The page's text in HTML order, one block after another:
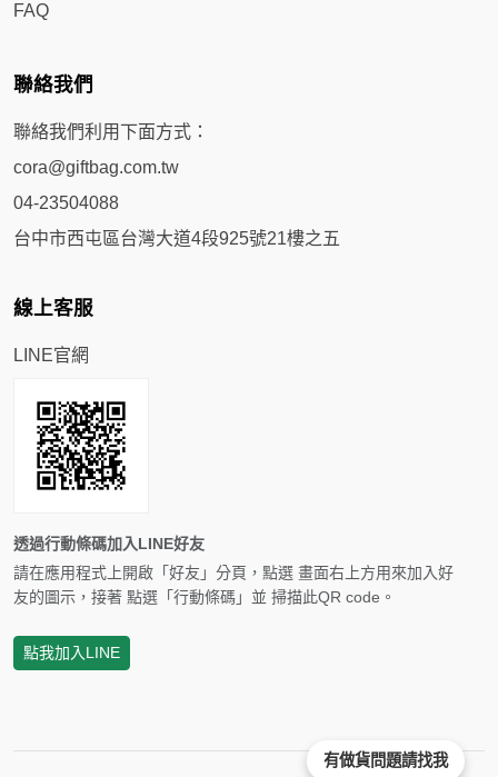
FAQ
聯絡我們
聯絡我們利用下面方式：
cora@giftbag.com.tw
04-23504088
台中市西屯區台灣大道4段925號21樓之五
線上客服
LINE官網
透過行動條碼加入LINE好友
請在應用程式上開啟「好友」分頁，點選 畫面右上方用來加入好
友的圖示，接著 點選「行動條碼」並 掃描此QR code。
點我加入LINE
有做貨問題請找我